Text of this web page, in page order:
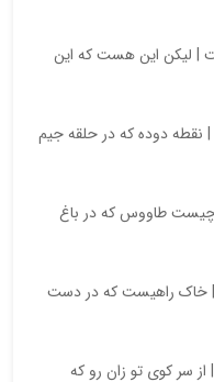
| لیکن این هست که این
دوده که در حلقه جیم
طاووس که در باغ
خاک راهیست که در دست
سر کوی تو زان رو که